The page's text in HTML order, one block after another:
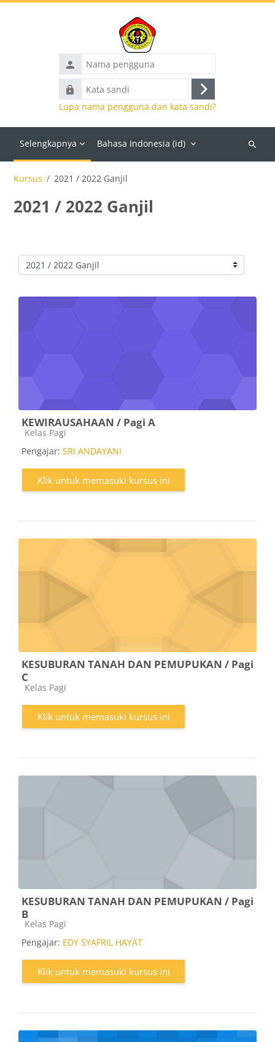
Nama
pengguna
Kata
sandi
Masuk
Lupa nama pengguna dan kata sandi?
Selengkapnya Bahasa Indonesia ‎(id)‎
Cari
Kursus 2021 / 2022 Ganjil
2021 / 2022 Ganjil
Kategori kursus
KEWIRAUSAHAAN / Pagi A
Kategori kursus
Kelas Pagi
Pengajar: SRI ANDAYANI
Klik untuk memasuki kursus ini
KESUBURAN TANAH DAN PEMUPUKAN / Pagi
C
Kategori kursus
Kelas Pagi
Klik untuk memasuki kursus ini
KESUBURAN TANAH DAN PEMUPUKAN / Pagi
B
Kategori kursus
Kelas Pagi
Pengajar: EDY SYAFRIL HAYAT
Klik untuk memasuki kursus ini